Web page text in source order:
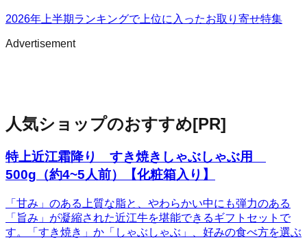
2026年上半期ランキングで上位に入ったお取り寄せ特集
Advertisement
人気ショップのおすすめ[PR]
特上近江霜降り すき焼きしゃぶしゃぶ用
500g（約4~5人前）【化粧箱入り】
「甘み」のある上質な脂と、やわらかい中にも弾力のある
「旨み」が凝縮された近江牛を堪能できるギフトセットで
す。「すき焼き」か「しゃぶしゃぶ」、好みの食べ方を選ぶ